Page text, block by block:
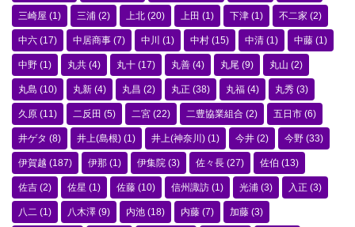
三崎屋 (1) 三浦 (2) 上北 (20) 上田 (1) 下津 (1) 不二家 (2)
中六 (17) 中居商事 (7) 中川 (1) 中村 (15) 中清 (1) 中藤 (1)
中野 (1) 丸共 (4) 丸十 (17) 丸善 (4) 丸尾 (9) 丸山 (2)
丸島 (10) 丸新 (4) 丸昌 (2) 丸正 (38) 丸福 (4) 丸秀 (3)
久原 (11) 二反田 (5) 二宮 (22) 二豊協業組合 (2) 五日市 (6)
井ゲタ (8) 井上(島根) (1) 井上(神奈川) (1) 今井 (2) 今野 (33)
伊賀越 (187) 伊那 (1) 伊集院 (3) 佐々長 (27) 佐伯 (13)
佐吉 (2) 佐星 (1) 佐藤 (10) 信州諏訪 (1) 光浦 (3) 入正 (3)
八二 (1) 八木澤 (9) 内池 (18) 内藤 (7) 加藤 (3)